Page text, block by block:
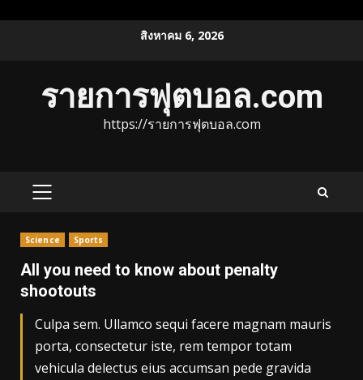
สิงหาคม 6, 2026
รายการฟุตบอล.com
https://รายการฟุตบอล.com
PRIMARY
Science Sports
All you need to know about penalty
shootouts
Culpa sem. Ullamco sequi facere magnam mauris
porta, consectetur iste, rem tempor totam
vehicula delectus eius accumsan pede gravida